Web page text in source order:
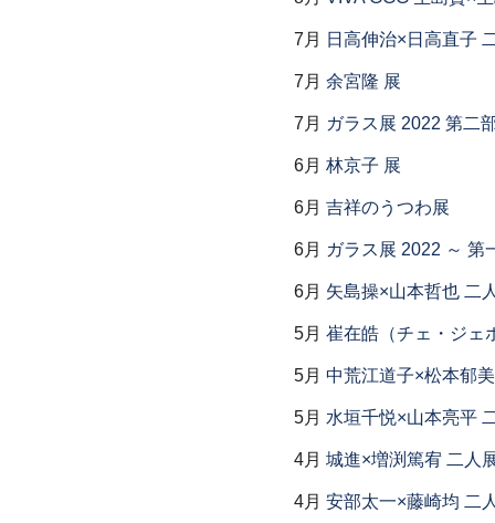
7月 日高伸治×日高直子
7月 余宮隆 展
7月 ガラス展 2022 第二
6月 林京子 展
6月 吉祥のうつわ展
6月 ガラス展 2022 ～ 第
6月 矢島操×山本哲也 二
5月 崔在皓（チェ・ジェ
5月 中荒江道子×松本郁
5月 水垣千悦×山本亮平
4月 城進×増渕篤宥 二人
4月 安部太一×藤崎均 二